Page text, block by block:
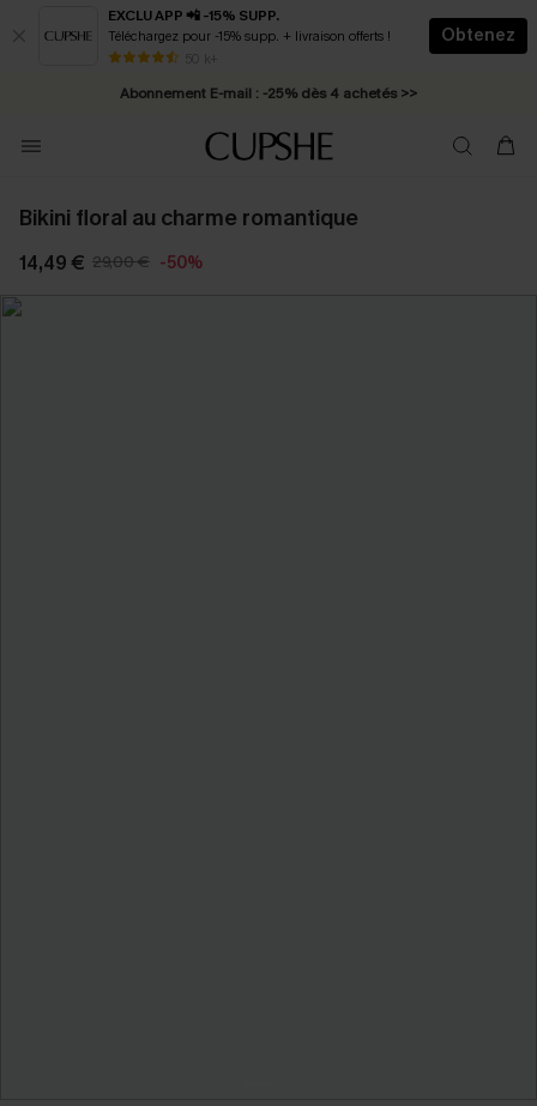
EXCLU APP 📲 -15% SUPP.
Téléchargez pour -15% supp. + livraison offerts !
50 k+
Obtenez
* Livraison éclair 2-3 jours ouvrés >>
Abonnement E-mail : -25% dès 4 achetés >>
Bikini floral au charme romantique
14,49 € 29,00 € -50%